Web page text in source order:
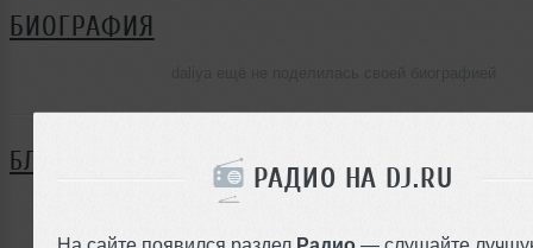
РАДИО НА DJ.RU
На сайте появился раздел Радио — слушайте
БИОГРАФИЯ
БЛОГ